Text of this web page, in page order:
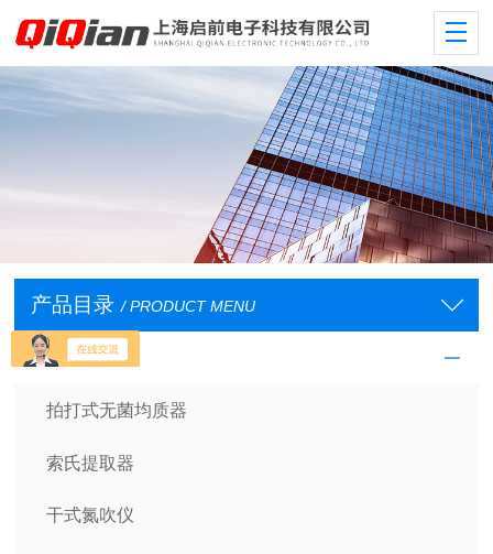
产品目录 / PRODUCT MENU
样品处理设备
拍打式无菌均质器
索氏提取器
干式氮吹仪